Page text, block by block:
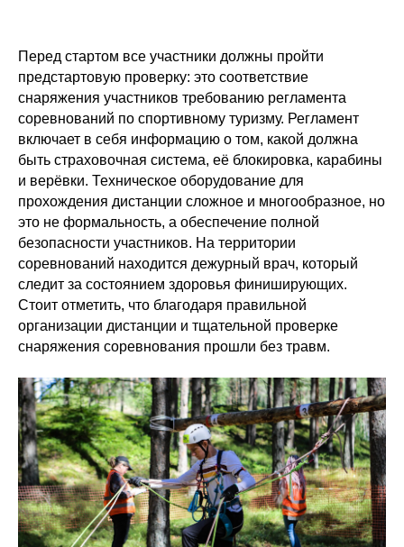
Перед стартом все участники должны пройти
предстартовую проверку: это соответствие
снаряжения участников требованию регламента
соревнований по спортивному туризму. Регламент
включает в себя информацию о том, какой должна
быть страховочная система, её блокировка, карабины
и верёвки. Техническое оборудование для
прохождения дистанции сложное и многообразное, но
это не формальность, а обеспечение полной
безопасности участников. На территории
соревнований находится дежурный врач, который
следит за состоянием здоровья финиширующих.
Стоит отметить, что благодаря правильной
организации дистанции и тщательной проверке
снаряжения соревнования прошли без травм.